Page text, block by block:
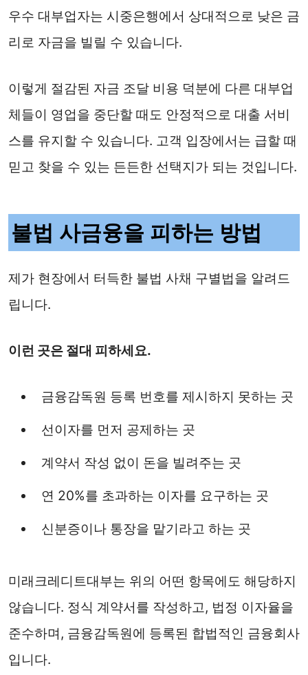
우수 대부업자는 시중은행에서 상대적으로 낮은 금
리로 자금을 빌릴 수 있습니다.
이렇게 절감된 자금 조달 비용 덕분에 다른 대부업
체들이 영업을 중단할 때도 안정적으로 대출 서비
스를 유지할 수 있습니다. 고객 입장에서는 급할 때
믿고 찾을 수 있는 든든한 선택지가 되는 것입니다.
불법 사금융을 피하는 방법
제가 현장에서 터득한 불법 사채 구별법을 알려드
립니다.
이런 곳은 절대 피하세요.
금융감독원 등록 번호를 제시하지 못하는 곳
선이자를 먼저 공제하는 곳
계약서 작성 없이 돈을 빌려주는 곳
연 20%를 초과하는 이자를 요구하는 곳
신분증이나 통장을 맡기라고 하는 곳
미래크레디트대부는 위의 어떤 항목에도 해당하지
않습니다. 정식 계약서를 작성하고, 법정 이자율을
준수하며, 금융감독원에 등록된 합법적인 금융회사
입니다.